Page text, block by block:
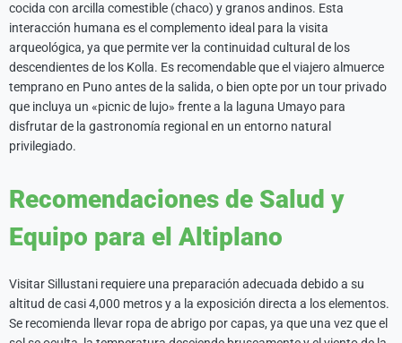
cocida con arcilla comestible (chaco) y granos andinos. Esta
interacción humana es el complemento ideal para la visita
arqueológica, ya que permite ver la continuidad cultural de los
descendientes de los Kolla. Es recomendable que el viajero almuerce
temprano en Puno antes de la salida, o bien opte por un tour privado
que incluya un «picnic de lujo» frente a la laguna Umayo para
disfrutar de la gastronomía regional en un entorno natural
privilegiado.
Recomendaciones de Salud y
Equipo para el Altiplano
Visitar Sillustani requiere una preparación adecuada debido a su
altitud de casi 4,000 metros y a la exposición directa a los elementos.
Se recomienda llevar ropa de abrigo por capas, ya que una vez que el